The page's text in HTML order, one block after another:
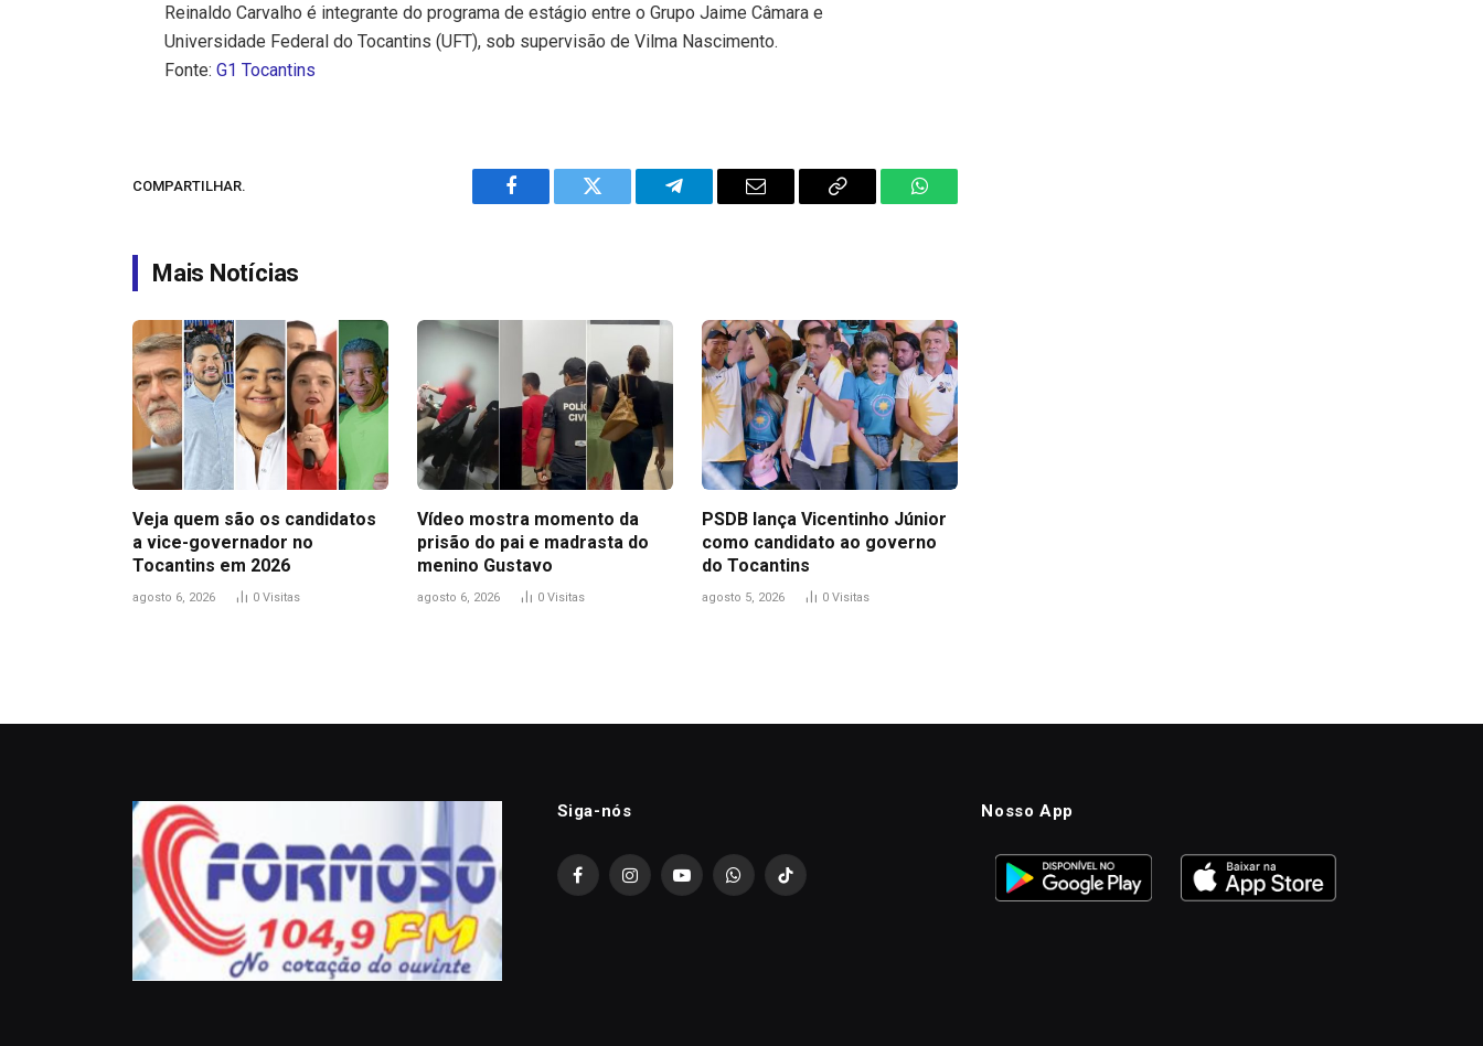
Reinaldo Carvalho é integrante do programa de estágio entre o Grupo Jaime Câmara e
Universidade Federal do Tocantins (UFT), sob supervisão de Vilma Nascimento.
Fonte:G1 Tocantins
COMPARTILHAR.
Facebook Twitter Telegram Email
Copy
WhatsApp
Mais Notícias
Veja quem são os candidatos
a vice-governador no
Tocantins em 2026
agosto 6, 2026 0 Visitas
Vídeo mostra momento da
prisão do pai e madrasta do
menino Gustavo
agosto 6, 2026 0 Visitas
PSDB lança Vicentinho Júnior
como candidato ao governo
do Tocantins
agosto 5, 2026 0 Visitas
Siga-nós
FacebookInstagramYouTubeWhatsAppTikTok
Nosso App